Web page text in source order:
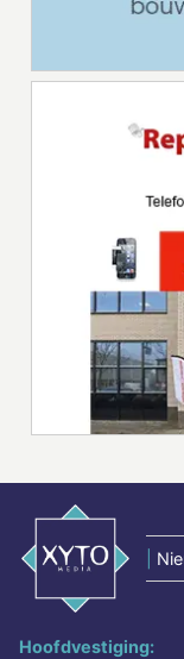
Hoofdvestiging: